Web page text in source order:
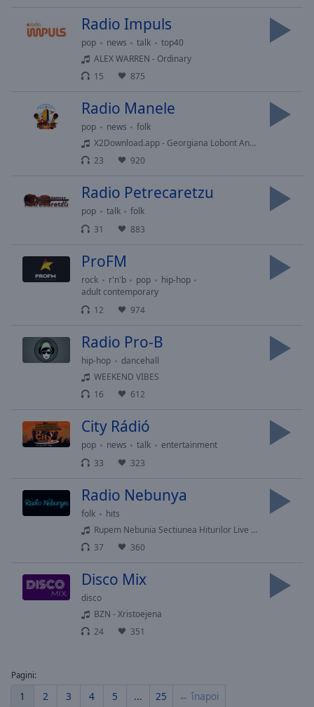
Opacity
Background
Style
Family
Modal
Dialog
window.
Radio Impuls
pop news talk
top40
ALEX WARREN - Ordinary
15
875
Radio Manele
pop news
folk
X2Download.app - Georgiana Lobont Andreea Banica - Intre doua nu te ploua (128 kbps)
23
920
Radio Petrecaretzu
pop talk
folk
31
883
ProFM
rock r'n'b pop
hip-hop
adult contemporary
12
974
Radio Pro-B
hip-hop
dancehall
WEEKEND VIBES
16
612
City Rádió
pop news talk
entertainment
33
323
Radio Nebunya
folk
hits
Rupem Nebunia Sectiunea Hiturilor Live cu Dinu
37
360
Disco Mix
disco
BZN - Xristoejena
24
351
Pagini:
1 2 3 4 5 ... 25 ← înapoi